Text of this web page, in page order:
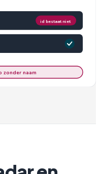
id bestaat niet
zonder naam